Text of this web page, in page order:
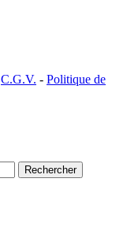
C.G.V. - Politique de